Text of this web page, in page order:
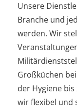
Unsere
Branche und
werden. Wir
Großküchen
der Hygiene
wir flexibel und